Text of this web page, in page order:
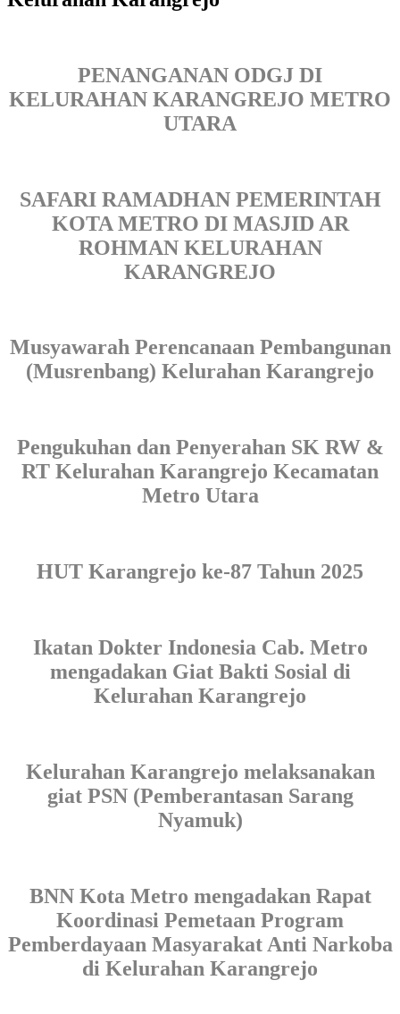
PENANGANAN ODGJ DI
KELURAHAN KARANGREJO METRO
UTARA
SAFARI RAMADHAN PEMERINTAH
KOTA METRO DI MASJID AR
ROHMAN KELURAHAN
KARANGREJO
Musyawarah Perencanaan Pembangunan
(Musrenbang) Kelurahan Karangrejo
Pengukuhan dan Penyerahan SK RW &
RT Kelurahan Karangrejo Kecamatan
Metro Utara
HUT Karangrejo ke-87 Tahun 2025
Ikatan Dokter Indonesia Cab. Metro
mengadakan Giat Bakti Sosial di
Kelurahan Karangrejo
Kelurahan Karangrejo melaksanakan
giat PSN (Pemberantasan Sarang
Nyamuk)
BNN Kota Metro mengadakan Rapat
Koordinasi Pemetaan Program
Pemberdayaan Masyarakat Anti Narkoba
di Kelurahan Karangrejo